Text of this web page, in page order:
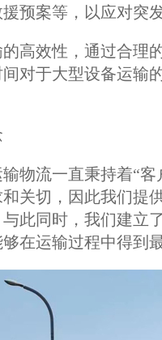
预案等，以应对突
高效性，通过合理
对于大型设备运输
物流一直秉持着“
关切，因此我们提
此同时，我们建立
在运输过程中得到